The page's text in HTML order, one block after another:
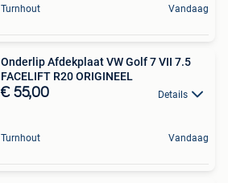
Turnhout Vandaag
Onderlip Afdekplaat VW Golf 7 VII 7.5
FACELIFT R20 ORIGINEEL
€ 55,00 Details
Turnhout Vandaag